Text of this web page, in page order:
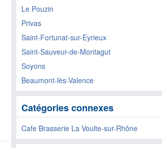
Le Pouzin
Privas
Saint-Fortunat-sur-Eyrieux
Saint-Sauveur-de-Montagut
Soyons
Beaumont-lès-Valence
Catégories connexes
Cafe Brasserie La Voulte-sur-Rhône